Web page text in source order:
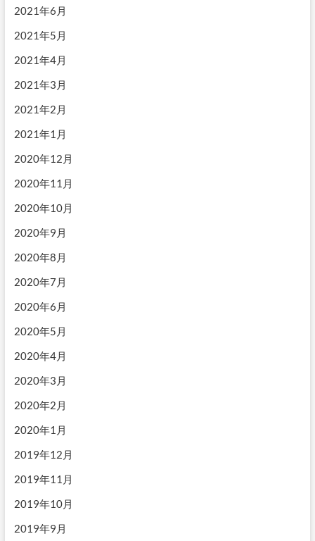
2021年6月
2021年5月
2021年4月
2021年3月
2021年2月
2021年1月
2020年12月
2020年11月
2020年10月
2020年9月
2020年8月
2020年7月
2020年6月
2020年5月
2020年4月
2020年3月
2020年2月
2020年1月
2019年12月
2019年11月
2019年10月
2019年9月